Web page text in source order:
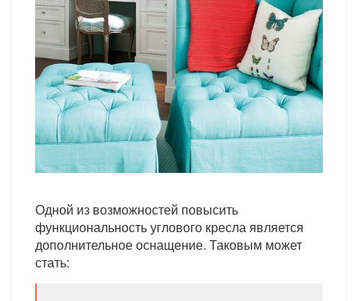
Одной из возможностей повысить
функциональность углового кресла является
дополнительное оснащение. Таковым может
стать: